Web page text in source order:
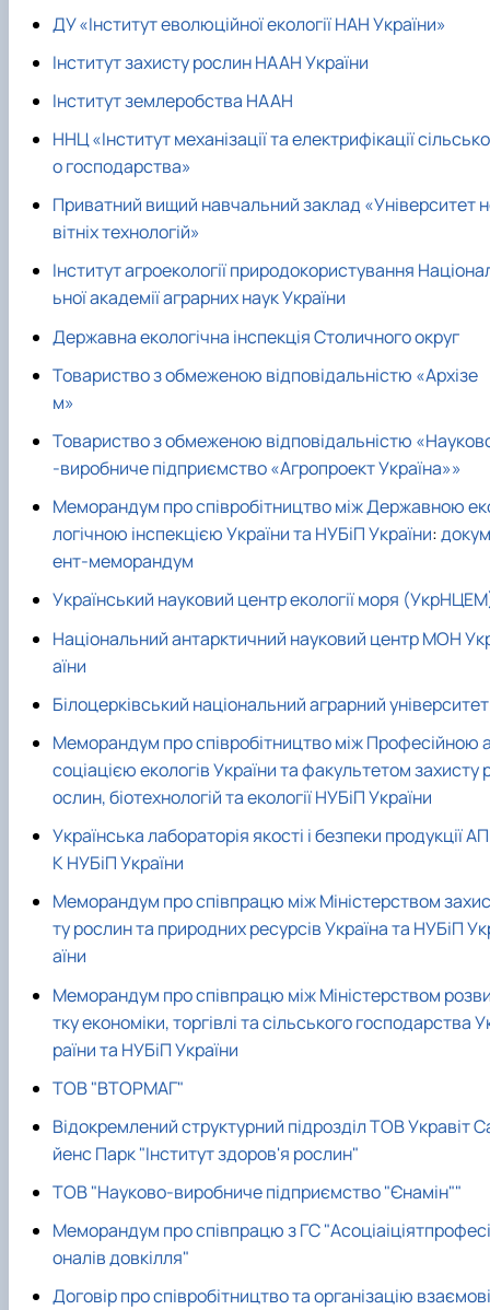
ДУ «Інститут еволюційної екології НАН України»
Інститут захисту рослин НААН України
Інститут землеробства НААН
ННЦ «Інститут механізації та електрифікації
о господарства»
Приватний вищий навчальний заклад «Університет
вітніх технологій»
Інститут агроекології природокористування
ьної академії аграрних наук України
Державна екологічна інспекція Столичного округ
Товариство з обмеженою відповідальністю «Архізе
м»
Товариство з обмеженою відповідальністю
-виробниче підприємство «Агропроект Україна»»
Меморандум про співробітництво між Державною
логічною інспекцією України та НУБіП України:докум
ент-меморандум
Український науковий центр екології моря
Національний антарктичний науковий центр МОН
аїни
Білоцерківський національний аграрний університет
Меморандум про співробітництво між Професійною
соціацією екологів України та факультетом захисту
ослин, біотехнологій та екології НУБіП України
Українська лабораторія якості і безпеки продукції АП
К НУБіП України
Меморандум про співпрацю між Міністерством захис
ту рослин та природних ресурсів Україна та НУБіП
аїни
Меморандум про співпрацю між Міністерством
тку економіки, торгівлі та сільського господарства
раїни та НУБіП України
ТОВ "ВТОРМАГ"
Відокремлений структурний підрозділ ТОВ Укравіт
йенс Парк "Інститут здоров'я рослин"
ТОВ "Науково-виробниче підприємство "Єнамін""
Меморандум про співпрацю з ГС "Асоціаіціятпрофесі
оналів довкілля"
Договір про співробітництво та організацію взаємові